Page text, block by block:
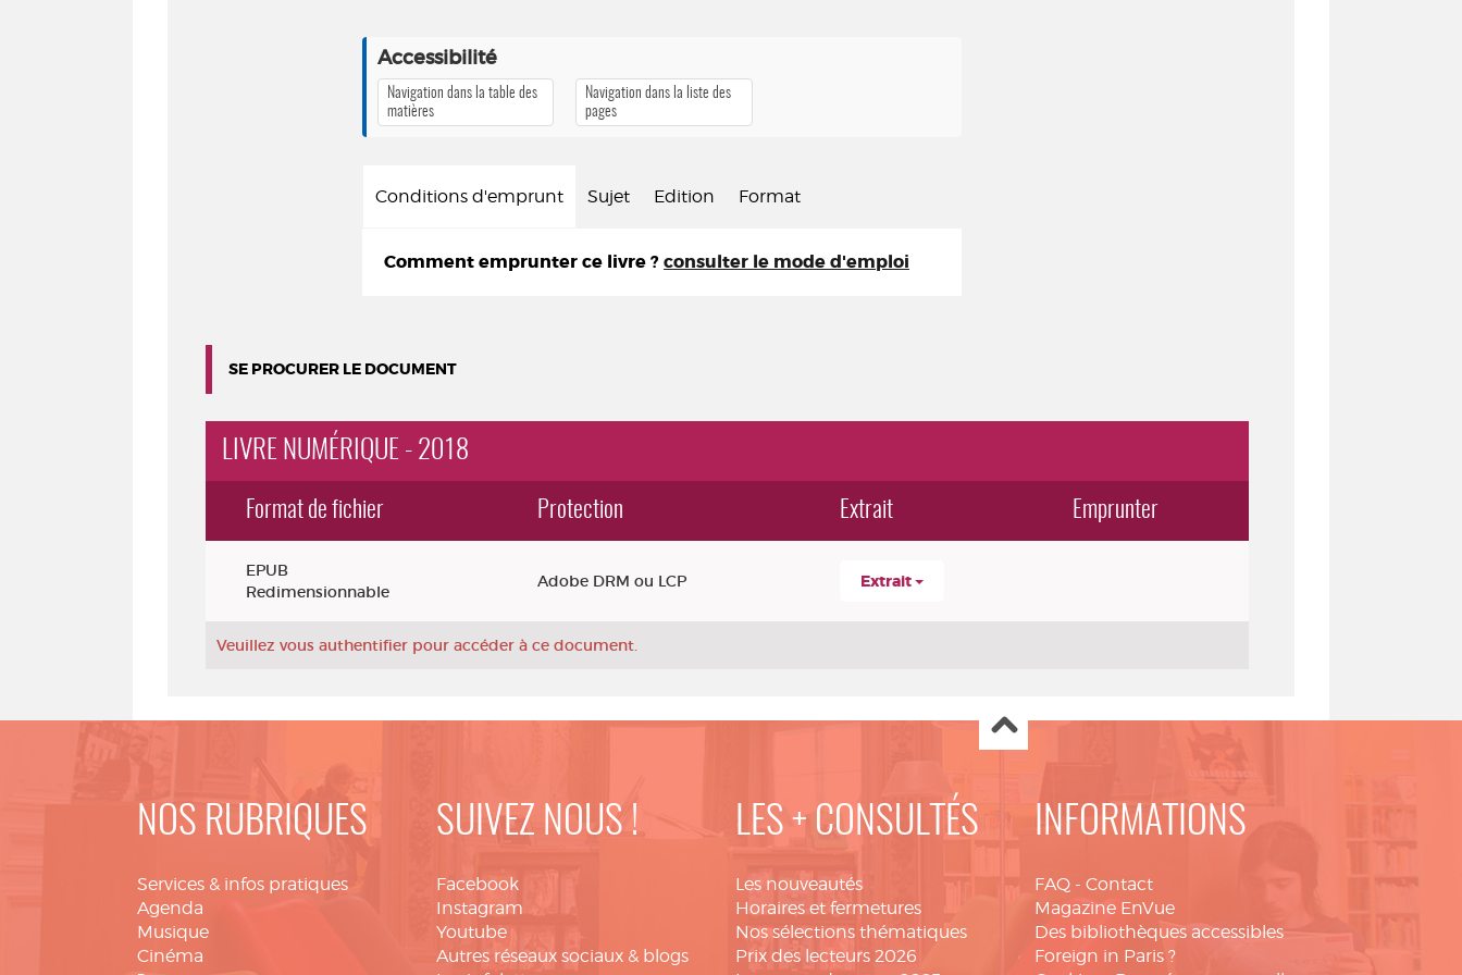
Accessibilité
Navigation dans la table des
matières
Navigation dans la liste des
pages
Conditions d'emprunt Sujet Edition Format
Comment emprunter ce livre ? consulter le mode d'emploi
SE PROCURER LE DOCUMENT
LIVRE NUMÉRIQUE - 2018
Format de fichier Protection Extrait Emprunter
EPUB
Redimensionnable
Adobe DRM ou LCP Extrait
Veuillez vous authentifier pour accéder à ce document.
NOS RUBRIQUES
Services & infos pratiques
Agenda
Musique
Cinéma
SUIVEZ NOUS !
Facebook
Instagram
Youtube
Autres réseaux sociaux & blogs
LES + CONSULTÉS
Les nouveautés
Horaires et fermetures
Nos sélections thématiques
Prix des lecteurs 2026
INFORMATIONS
FAQ - Contact
Magazine EnVue
Des bibliothèques accessibles
Foreign in Paris ?